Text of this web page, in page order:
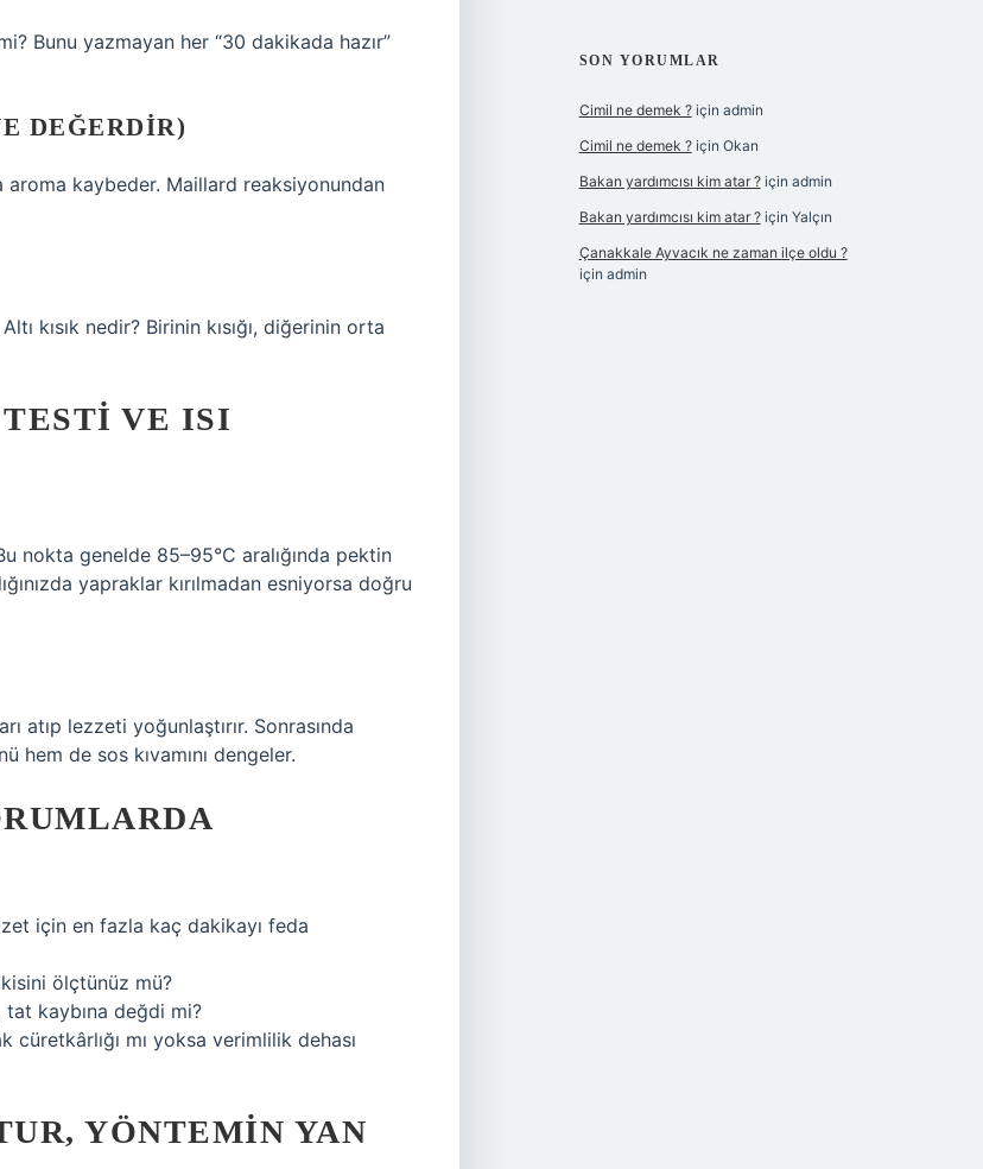
Bunu yazmayan her “30 dakikada hazır”
DEĞERDIR)
aroma kaybeder. Maillard reaksiyonundan
kısık nedir? Birinin kısığı, diğerinin orta
VE ISI
nokta genelde 85–95°C aralığında pektin
yapraklar kırılmadan esniyorsa doğru
atıp lezzeti yoğunlaştırır. Sonrasında
hem de sos kıvamını dengeler.
için en fazla kaç dakikayı feda
ölçtünüz mü?
tat kaybına değdi mi?
mı yoksa verimlilik dehası
YÖNTEMIN YAN
SON YORUMLAR
Cimil ne demek ?için admin
Cimil ne demek ?için Okan
Bakan yardımcısı kim atar ?için admin
Bakan yardımcısı kim atar ?için Yalçın
Çanakkale Ayvacık ne zaman ilçe oldu ?
için admin